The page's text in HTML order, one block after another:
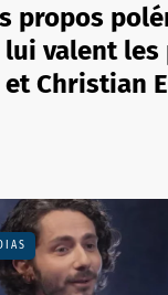
propos
valent les
et Christian